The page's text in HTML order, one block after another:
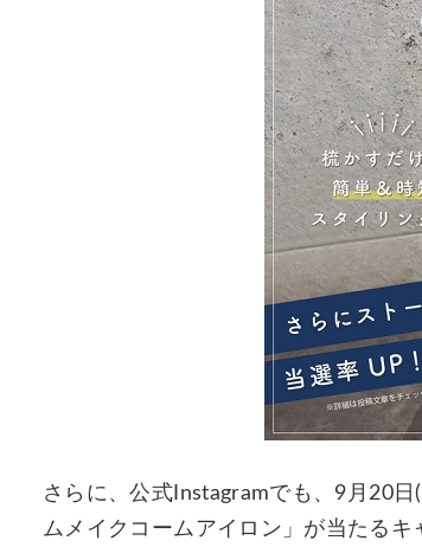
さらに、公式Instagramでも、9月20
ムメイクコームアイロン」が当たるキ